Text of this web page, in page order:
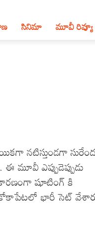
సినిమా మూవీ రివ్యూ
నటిస్తుండగా
ఈ మూవీ ఎప్పుడెప్పుడు
షూటింగ్ కి
కోకాపేటలో భారీ సెట్